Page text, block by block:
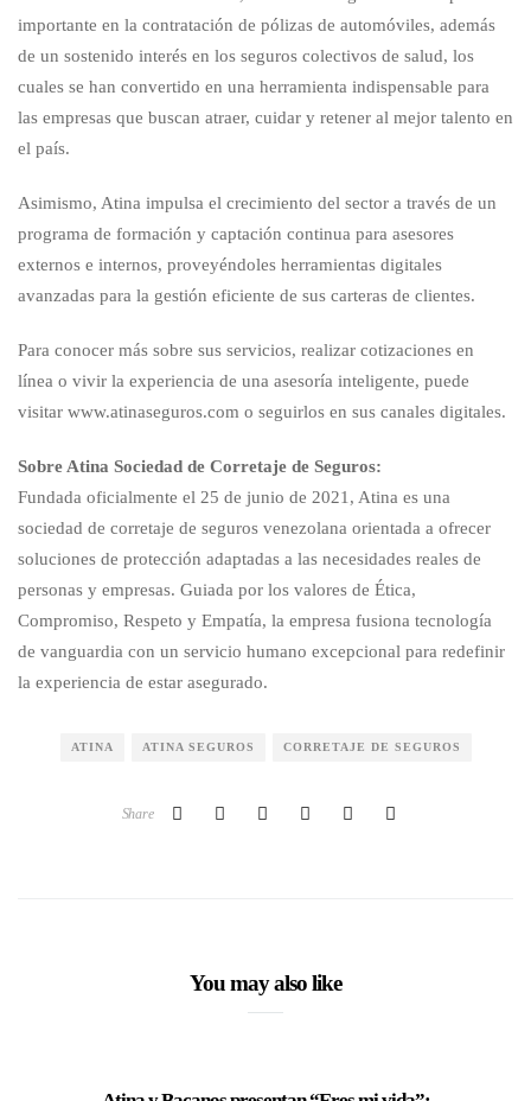
importante en la contratación de pólizas de automóviles, además
de un sostenido interés en los seguros colectivos de salud, los
cuales se han convertido en una herramienta indispensable para
las empresas que buscan atraer, cuidar y retener al mejor talento en
el país.
Asimismo, Atina impulsa el crecimiento del sector a través de un
programa de formación y captación continua para asesores
externos e internos, proveyéndoles herramientas digitales
avanzadas para la gestión eficiente de sus carteras de clientes.
Para conocer más sobre sus servicios, realizar cotizaciones en
línea o vivir la experiencia de una asesoría inteligente, puede
visitar www.atinaseguros.com o seguirlos en sus canales digitales.
Sobre Atina Sociedad de Corretaje de Seguros:
Fundada oficialmente el 25 de junio de 2021, Atina es una
sociedad de corretaje de seguros venezolana orientada a ofrecer
soluciones de protección adaptadas a las necesidades reales de
personas y empresas. Guiada por los valores de Ética,
Compromiso, Respeto y Empatía, la empresa fusiona tecnología
de vanguardia con un servicio humano excepcional para redefinir
la experiencia de estar asegurado.
ATINA ATINA SEGUROS CORRETAJE DE SEGUROS
Share
You may also like